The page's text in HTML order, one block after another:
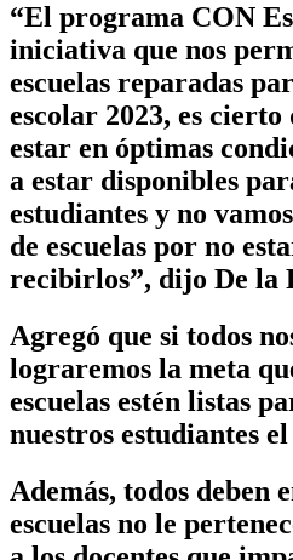
“El programa CON
iniciativa que nos
escuelas reparadas
escolar 2023, es cierto
estar en óptimas
a estar disponibles
estudiantes y no
de escuelas por no
recibirlos”, dijo De la
Agregó que si todos
lograremos la meta
escuelas estén listas
nuestros estudiantes
Además, todos deben
escuelas no le